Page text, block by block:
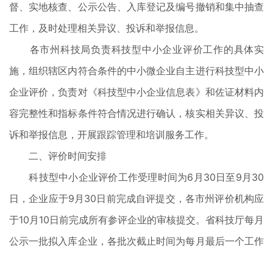
督、实地核查、公示公告、入库登记及编号撤销和集中抽查
工作，及时处理相关异议、投诉和举报信息。
各市州科技局负责科技型中小企业评价工作的具体实
施，组织辖区内符合条件的中小微企业自主进行科技型中小
企业评价，负责对《科技型中小企业信息表》和佐证材料内
容完整性和指标条件符合情况进行确认，核实相关异议、投
诉和举报信息，开展跟踪管理和培训服务工作。
二、评价时间安排
科技型中小企业评价工作受理时间为6月30日至9月30
日，企业应于9月30日前完成自评提交，各市州评价机构应
于10月10日前完成所有参评企业的审核提交。省科技厅每月
公示一批拟入库企业，各批次截止时间为每月最后一个工作